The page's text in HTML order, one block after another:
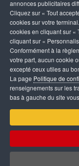
annonces publicitaires
Cliquez sur « Tout
cookies sur votre
cookies en cliquant sur «
cliquant sur «
Conformément à la
votre part, aucun cookie
excepté ceux utiles au
La page Politique de
renseignements sur les
bas à gauche du site
Jeune Public
Date